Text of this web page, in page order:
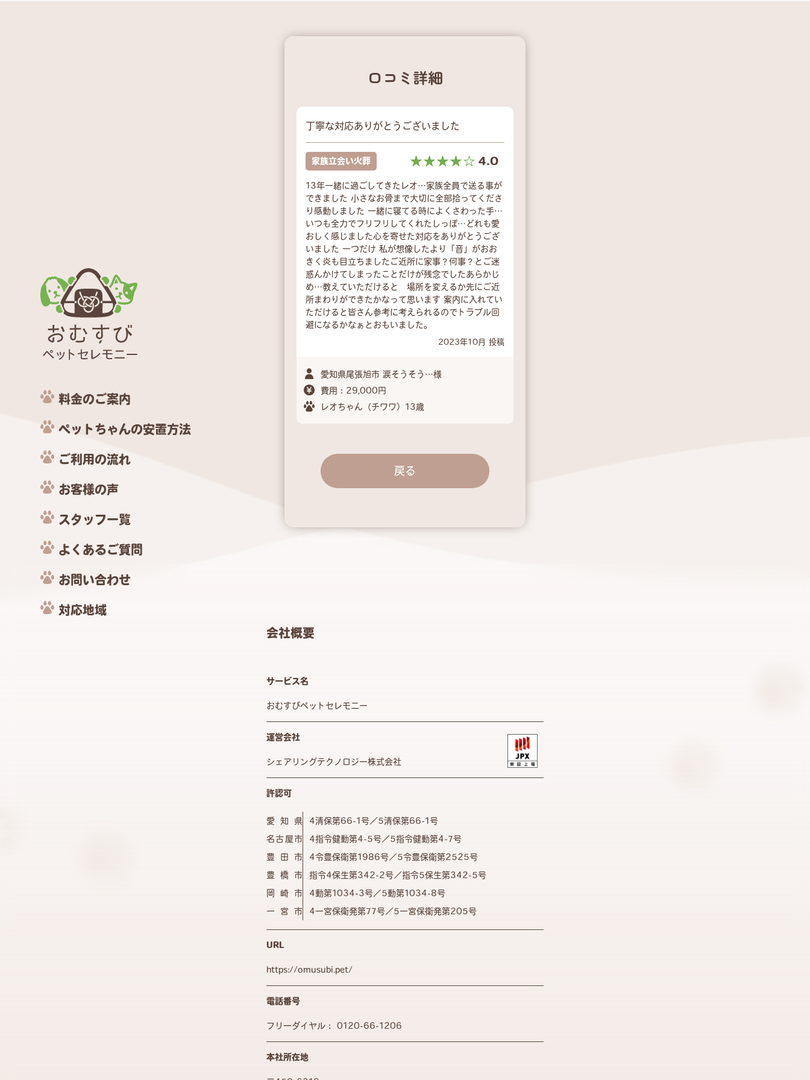
料金のご案内
ペットちゃんの安置方法
ご利用の流れ
お客様の声
スタッフ一覧
よくあるご質問
お問い合わせ
対応地域
口コミ詳細
丁寧な対応ありがとうございました
家族立会い火葬 ☆☆☆☆☆
★★★★★ 4.0
13年一緒に過ごしてきたレオ…家族全員で送る事が
できました 小さなお骨まで大切に全部拾ってくださ
り感動しました 一緒に寝てる時によくさわった手…
いつも全力でフリフリしてくれたしっぽ…どれも愛
おしく感じました心を寄せた対応をありがとうござ
いました 一つだけ 私が想像したより「音」がおお
きく炎も目立ちましたご近所に家事？何事？とご迷
惑んかけてしまったことだけが残念でしたあらかじ
め…教えていただけると 場所を変えるか先にご近
所まわりができたかなって思います 案内に入れてい
ただけると皆さん参考に考えられるのでトラブル回
避になるかなぁとおもいました。
2023年10月 投稿
愛知県尾張旭市 涙そうそう…様
費用：29,000円
レオちゃん（チワワ）13歳
戻る
会社概要
サービス名
おむすびペットセレモニー
運営会社
シェアリングテクノロジー株式会社
許認可
愛知県 4清保第66-1号／5清保第66-1号
名古屋市 4指令健動第4-5号／5指令健動第4-7号
豊田市 4令豊保衛第1986号／5令豊保衛第2525号
豊橋市 指令4保生第342-2号／指令5保生第342-5号
岡崎市 4動第1034-3号／5動第1034-8号
一宮市 4一宮保衛発第77号／5一宮保衛発第205号
URL
https://omusubi.pet/
電話番号
フリーダイヤル： 0120-66-1206
本社所在地